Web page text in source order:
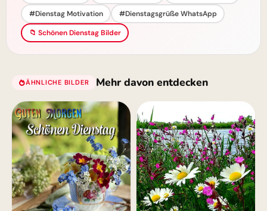
#Dienstag Motivation
#Dienstagsgrüße WhatsApp
📁 Schönen Dienstag Bilder
ÄHNLICHE BILDER Mehr davon entdecken